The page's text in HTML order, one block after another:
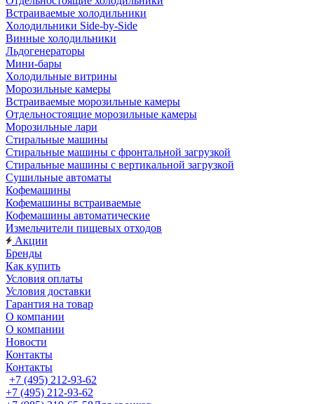
Встраиваемые холодильники
Холодильники Side-by-Side
Винные холодильники
Льдогенераторы
Мини-бары
Холодильные витрины
Морозильные камеры
Встраиваемые морозильные камеры
Отдельностоящие морозильные камеры
Морозильные лари
Стиральные машины
Стиральные машины с фронтальной загрузкой
Стиральные машины с вертикальной загрузкой
Сушильные автоматы
Кофемашины
Кофемашины встраиваемые
Кофемашины автоматические
Измельчители пищевых отходов
Акции
Бренды
Как купить
Условия оплаты
Условия доставки
Гарантия на товар
О компании
О компании
Новости
Контакты
Контакты
+7 (495) 212-93-62
+7 (495) 212-93-62